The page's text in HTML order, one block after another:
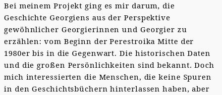
Bei meinem Projekt ging es mir darum, die
Geschichte Georgiens aus der Perspektive
gewöhnlicher Georgierinnen und Georgier zu
erzählen: vom Beginn der Perestroika Mitte der
1980er bis in die Gegenwart. Die historischen Daten
und die großen Persönlichkeiten sind bekannt. Doch
mich interessierten die Menschen, die keine Spuren
in den Geschichtsbüchern hinterlassen haben, aber